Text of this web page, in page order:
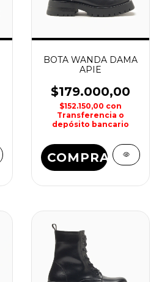
BOTA WANDA DAMA
APIE
$179.000,00
$152.150,00 con
Transferencia o
depósito bancario
COMPRAR